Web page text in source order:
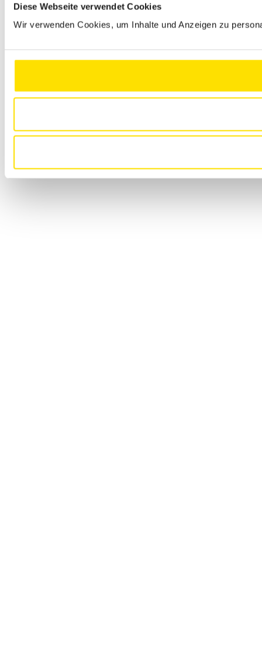
Diese Webseite verwendet Cookies
Wir verwenden Cookies, um Inhalte und Anzeigen zu